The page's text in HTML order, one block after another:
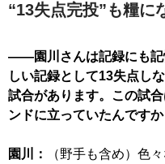
“13失点完投”も糧に
——園川さんは記録にも記
しい記録として13失点し
試合があります。この試
ンドに立っていたんですか
園川：
（野手も含め）色